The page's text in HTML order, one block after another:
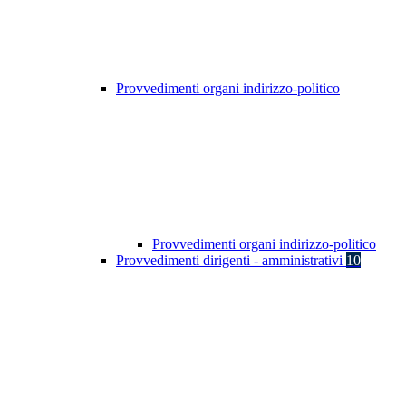
Provvedimenti organi indirizzo-politico
Provvedimenti organi indirizzo-politico
Provvedimenti dirigenti - amministrativi 10